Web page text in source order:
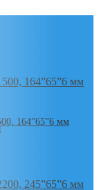
164”65”6 мм